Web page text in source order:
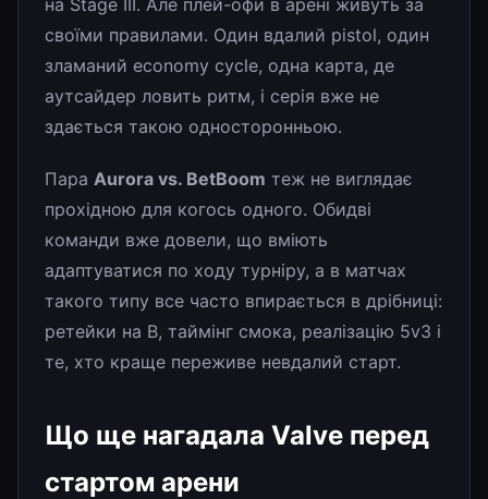
своїми правилами. Один вдалий pistol, один
зламаний economy cycle, одна карта, де
аутсайдер ловить ритм, і серія вже не
здається такою односторонньою.
Пара Aurora vs. BetBoom теж не виглядає
прохідною для когось одного. Обидві
команди вже довели, що вміють
адаптуватися по ходу турніру, а в матчах
такого типу все часто впирається в дрібниці:
ретейки на B, таймінг смока, реалізацію 5v3 і
те, хто краще переживе невдалий старт.
Що ще нагадала Valve перед
стартом арени